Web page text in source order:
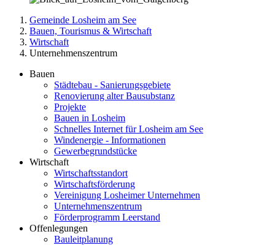
Gemeinde Losheim am See
Bauen, Tourismus & Wirtschaft
Wirtschaft
Unternehmenszentrum
Bauen
Städtebau - Sanierungsgebiete
Renovierung alter Bausubstanz
Projekte
Bauen in Losheim
Schnelles Internet für Losheim am See
Windenergie - Informationen
Gewerbegrundstücke
Wirtschaft
Wirtschaftsstandort
Wirtschaftsförderung
Vereinigung Losheimer Unternehmen
Unternehmenszentrum
Förderprogramm Leerstand
Offenlegungen
Bauleitplanung